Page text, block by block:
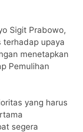
Sigit Prabowo,
terhadap upaya
menetapkan
Pemulihan
yang harus
segera